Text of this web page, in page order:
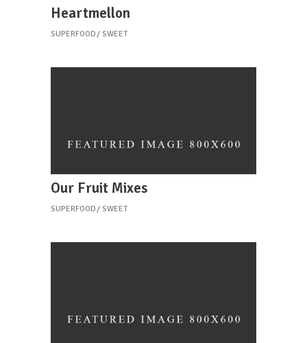
Heartmellon
SUPERFOOD SWEET
Our Fruit Mixes
SUPERFOOD SWEET